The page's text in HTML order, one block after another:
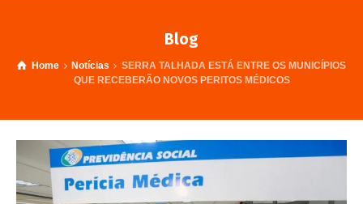
Blog
Home Notícias
SERRA TALHADA ESTÁ ENTRE OS MUNICÍPIOS
QUE RECEBERÃO NOVOS PERITOS MÉDICOS